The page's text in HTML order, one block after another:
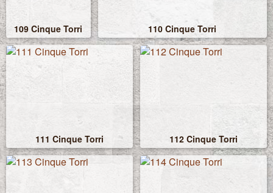
109 Cinque Torri 110 Cinque Torri
111 Cinque Torri 112 Cinque Torri